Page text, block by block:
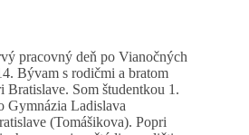
pracovný deň po Vianočných
Bývam s rodičmi a bratom
Som študentkou 1.
Gymnázia Ladislava
(Tomášikova). Popri